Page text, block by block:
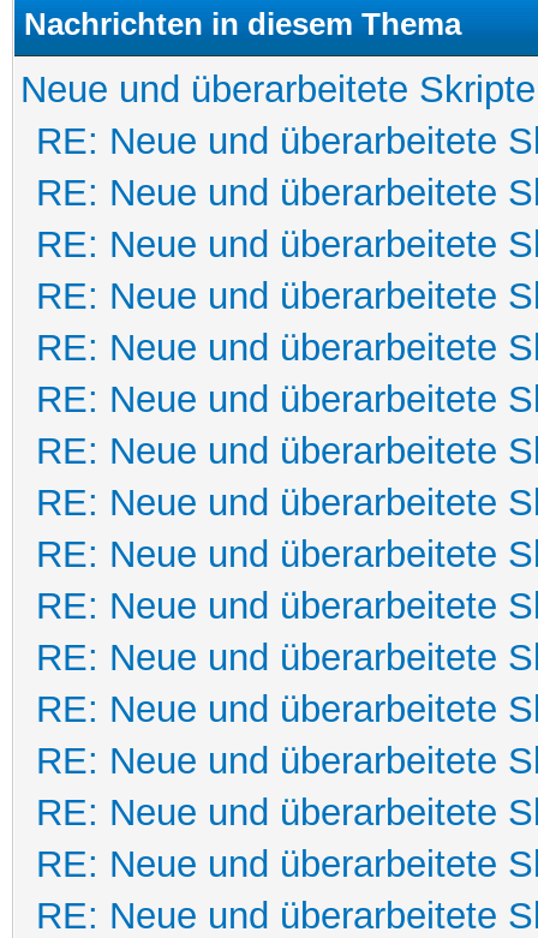
Nachrichten in diesem Thema
Neue und überarbeitete Skripte
RE: Neue und überarbeitete
RE: Neue und überarbeitete
RE: Neue und überarbeitete
RE: Neue und überarbeitete
RE: Neue und überarbeitete
RE: Neue und überarbeitete
RE: Neue und überarbeitete
RE: Neue und überarbeitete
RE: Neue und überarbeitete
RE: Neue und überarbeitete
RE: Neue und überarbeitete
RE: Neue und überarbeitete
RE: Neue und überarbeitete
RE: Neue und überarbeitete
RE: Neue und überarbeitete
RE: Neue und überarbeitete